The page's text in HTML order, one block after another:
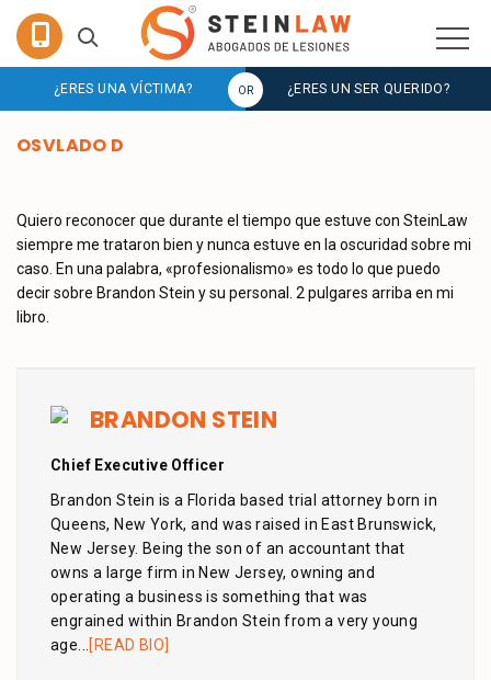
¿ERES UNA VÍCTIMA? ¿ERES UN SER QUERIDO?
OSVLADO D
Quiero reconocer que durante el tiempo que estuve con SteinLaw
siempre me trataron bien y nunca estuve en la oscuridad sobre mi
caso. En una palabra, «profesionalismo» es todo lo que puedo
decir sobre Brandon Stein y su personal. 2 pulgares arriba en mi
libro.
BRANDON STEIN
Chief Executive Officer
Brandon Stein is a Florida based trial attorney born in
Queens, New York, and was raised in East Brunswick,
New Jersey. Being the son of an accountant that
owns a large firm in New Jersey, owning and
operating a business is something that was
engrained within Brandon Stein from a very young
age... [READ BIO]